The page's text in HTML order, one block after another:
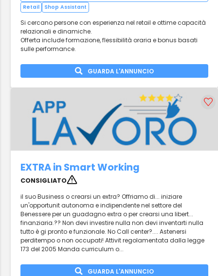
Retail
Shop Assistant
Si cercano persone con esperienza nel retail e ottime capacità
relazionali e dinamiche.
Offerta include formazione, flessibilità oraria e bonus basati
sulle performance.
GUARDA L'ANNUNCIO
EXTRA in Smart Working
CONSIGLIATO
il suo Business o crearsi un extra? Offriamo di... iniziare
un'opportunit autonoma e indipendente nel settore del
Benessere per un guadagno extra o per crearsi una libert...
finanziaria.?? Non devi investire nulla non devi inventarti nulla
tutto è gi pronto e funzionale. No Call center?.... Astenersi
perditempo o non occupati! Attivit regolamentata dalla legge
173 del 2005 Manda curriculum o...
GUARDA L'ANNUNCIO